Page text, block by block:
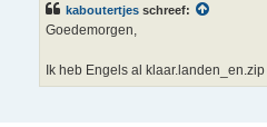
kaboutertjes schreef:
Goedemorgen,
Ik heb Engels al klaar.landen_en.zip